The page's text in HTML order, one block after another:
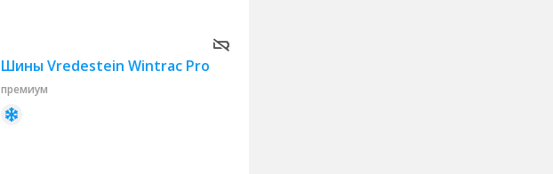
Шины Vredestein Wintrac Pro
премиум